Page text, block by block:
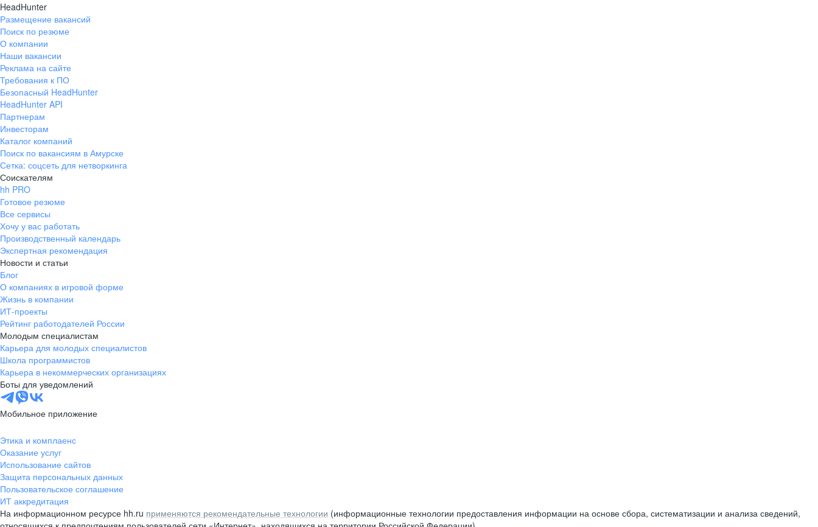
HeadHunter
Размещение вакансий
Поиск по резюме
О компании
Наши вакансии
Реклама на сайте
Требования к ПО
Безопасный HeadHunter
HeadHunter API
Партнерам
Инвесторам
Каталог компаний
Поиск по вакансиям в Амурске
Сетка: соцсеть для нетворкинга
Соискателям
hh PRO
Готовое резюме
Все сервисы
Хочу у вас работать
Производственный календарь
Экспертная рекомендация
Новости и статьи
Блог
О компаниях в игровой форме
Жизнь в компании
ИТ-проекты
Рейтинг работодателей России
Молодым специалистам
Карьера для молодых специалистов
Школа программистов
Карьера в некоммерческих организациях
Боты для уведомлений
Мобильное приложение
Этика и комплаенс
Оказание услуг
Использование сайтов
Защита персональных данных
Пользовательское соглашение
ИТ аккредитация
На информационном ресурсе hh.ru применяются рекомендательные технологии (информационные технологии предоставления информации на основе сбора, систематизации и анализа сведений,